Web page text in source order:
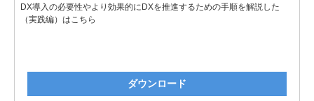
DX導入の必要性やより効果的にDXを推進するための手順を解説した
（実践編）はこちら
ダウンロード